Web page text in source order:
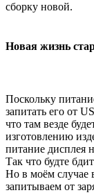
сборку новой.
Новая жизнь
Поскольку
запитать его от
что там везде
изготовлению
питание дисплея
Так что будте
Но в моём случае
запитываем от